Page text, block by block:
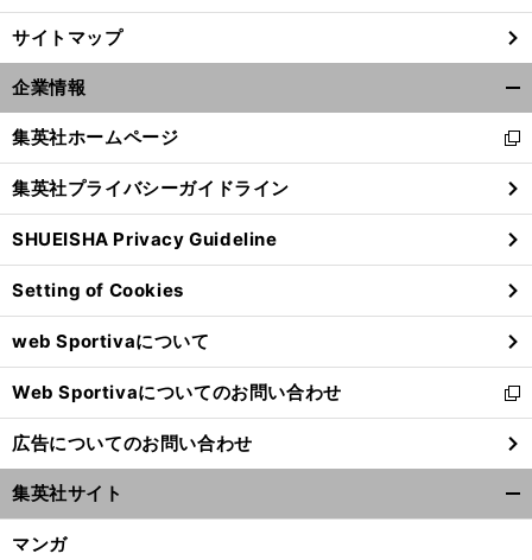
サイトマップ
企業情報
閉
る
集英社ホームページ
新
し
い
ウ
ィ
ン
ド
ウ
で
開
く
集英社プライバシーガイドライン
SHUEISHA Privacy Guideline
Setting of Cookies
web Sportivaについて
Web Sportivaについてのお問い合わせ
新
し
い
ウ
ィ
ン
広告についてのお問い合わせ
集英社サイト
マンガ